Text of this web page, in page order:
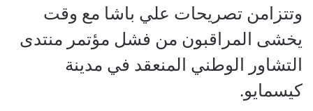
وتتزامن تصريحات علي باشا مع وقت
يخشى المراقبون من فشل مؤتمر منتدى
التشاور الوطني المنعقد في مدينة
كيسمايو.